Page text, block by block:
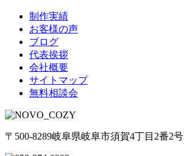
制作実績
お客様の声
ブログ
代表挨拶
会社概要
サイトマップ
無料相談会
〒500-8289岐阜県岐阜市須賀4丁目2番2号